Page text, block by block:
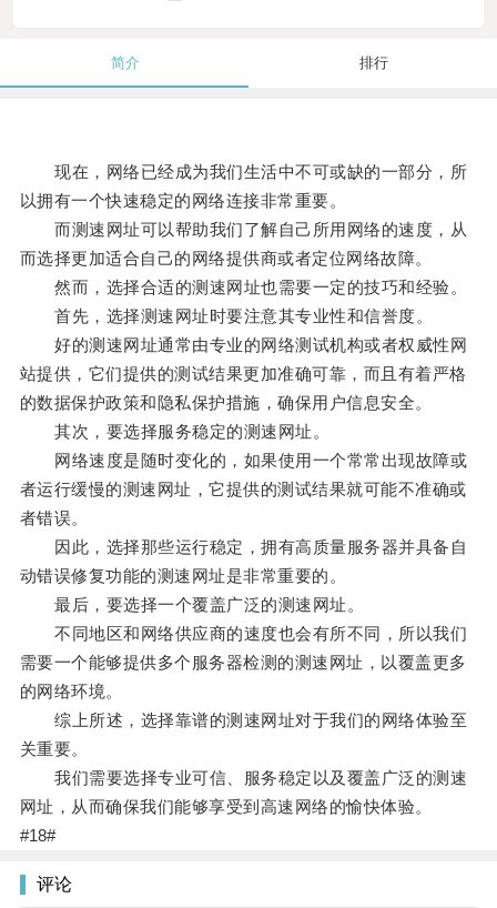
简介 排行
现在，网络已经成为我们生活中不可或缺的一部分，所
以拥有一个快速稳定的网络连接非常重要。
而测速网址可以帮助我们了解自己所用网络的速度，从
而选择更加适合自己的网络提供商或者定位网络故障。
然而，选择合适的测速网址也需要一定的技巧和经验。
首先，选择测速网址时要注意其专业性和信誉度。
好的测速网址通常由专业的网络测试机构或者权威性网
站提供，它们提供的测试结果更加准确可靠，而且有着严格
的数据保护政策和隐私保护措施，确保用户信息安全。
其次，要选择服务稳定的测速网址。
网络速度是随时变化的，如果使用一个常常出现故障或
者运行缓慢的测速网址，它提供的测试结果就可能不准确或
者错误。
因此，选择那些运行稳定，拥有高质量服务器并具备自
动错误修复功能的测速网址是非常重要的。
最后，要选择一个覆盖广泛的测速网址。
不同地区和网络供应商的速度也会有所不同，所以我们
需要一个能够提供多个服务器检测的测速网址，以覆盖更多
的网络环境。
综上所述，选择靠谱的测速网址对于我们的网络体验至
关重要。
我们需要选择专业可信、服务稳定以及覆盖广泛的测速
网址，从而确保我们能够享受到高速网络的愉快体验。
#18#
评论